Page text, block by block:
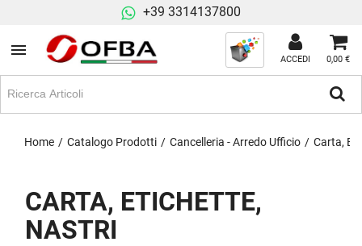
+39 3314137800
ACCEDI 0,00 €
Home Catalogo Prodotti Cancelleria - Arredo Ufficio Carta,
CARTA, ETICHETTE,
NASTRI